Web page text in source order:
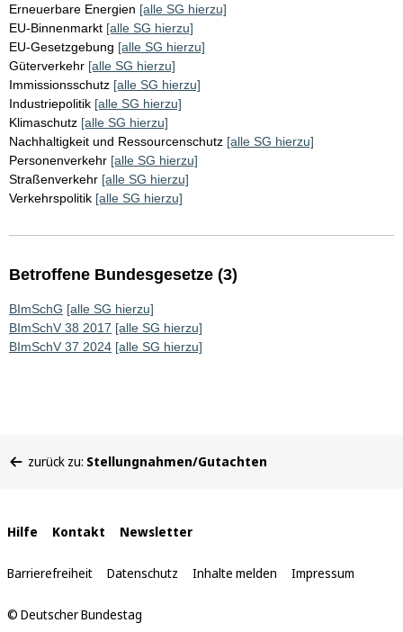
Erneuerbare Energien [alle SG hierzu]
EU-Binnenmarkt [alle SG hierzu]
EU-Gesetzgebung [alle SG hierzu]
Güterverkehr [alle SG hierzu]
Immissionsschutz [alle SG hierzu]
Industriepolitik [alle SG hierzu]
Klimaschutz [alle SG hierzu]
Nachhaltigkeit und Ressourcenschutz [alle SG hierzu]
Personenverkehr [alle SG hierzu]
Straßenverkehr [alle SG hierzu]
Verkehrspolitik [alle SG hierzu]
Betroffene Bundesgesetze (3)
BImSchG [alle SG hierzu]
BImSchV 38 2017 [alle SG hierzu]
BImSchV 37 2024 [alle SG hierzu]
befinden
zurück zu: Stellungnahmen/Gutachten
Interne
Links
Hilfe Kontakt Newsletter
Barrierefreiheit Datenschutz Inhalte melden Impressum
© Deutscher Bundestag